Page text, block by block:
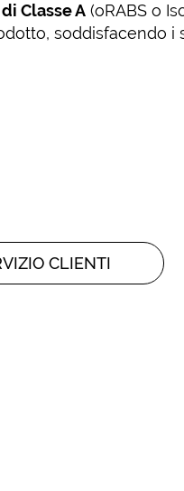
Classe A (oRABS o
soddisfacendo i
CLIENTI